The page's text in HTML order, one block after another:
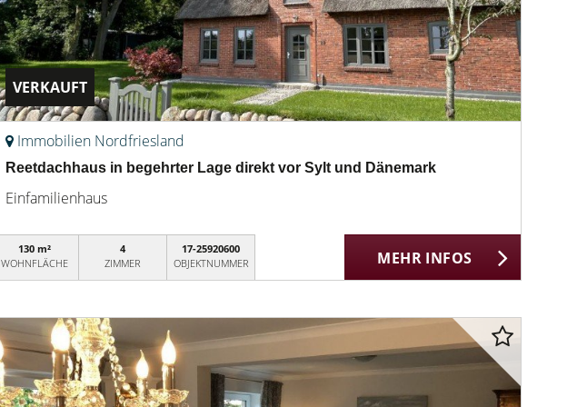
VERKAUFT
Immobilien Nordfriesland
Reetdachhaus in begehrter Lage direkt vor Sylt und Dänemark
Einfamilienhaus
130 m²
WOHNFLÄCHE
4
ZIMMER
17-25920600
OBJEKTNUMMER
MEHR INFOS